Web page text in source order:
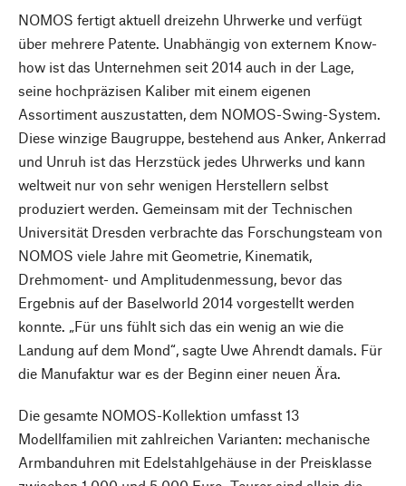
NOMOS fertigt aktuell dreizehn Uhrwerke und verfügt
über mehrere Patente. Unabhängig von externem Know-
how ist das Unternehmen seit 2014 auch in der Lage,
seine hochpräzisen Kaliber mit einem eigenen
Assortiment auszustatten, dem NOMOS-Swing-System.
Diese winzige Baugruppe, bestehend aus Anker, Ankerrad
und Unruh ist das Herzstück jedes Uhrwerks und kann
weltweit nur von sehr wenigen Herstellern selbst
produziert werden. Gemeinsam mit der Technischen
Universität Dresden verbrachte das Forschungsteam von
NOMOS viele Jahre mit Geometrie, Kinematik,
Drehmoment- und Amplitudenmessung, bevor das
Ergebnis auf der Baselworld 2014 vorgestellt werden
konnte. „Für uns fühlt sich das ein wenig an wie die
Landung auf dem Mond“, sagte Uwe Ahrendt damals. Für
die Manufaktur war es der Beginn einer neuen Ära.
Die gesamte NOMOS-Kollektion umfasst 13
Modellfamilien mit zahlreichen Varianten: mechanische
Armbanduhren mit Edelstahlgehäuse in der Preisklasse